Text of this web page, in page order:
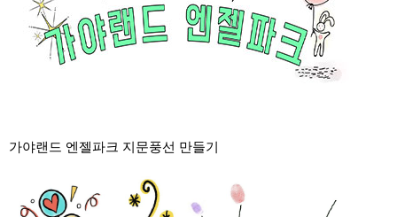
가야랜드 엔젤파크 지문풍선 만들기